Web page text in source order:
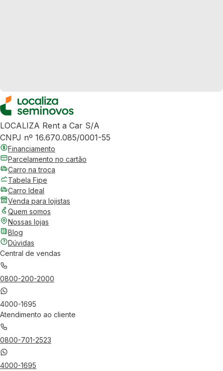
LOCALIZA Rent a Car S/A
CNPJ nº 16.670.085/0001-55
Financiamento
Parcelamento no cartão
Carro na troca
Tabela Fipe
Carro Ideal
Venda para lojistas
Quem somos
Nossas lojas
Blog
Dúvidas
Central de vendas
0800-200-2000
4000-1695
Atendimento ao cliente
0800-701-2523
4000-1695